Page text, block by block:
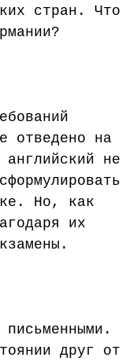
стран. Что
отведено на
не
Но, как
их
письменными.
друг от